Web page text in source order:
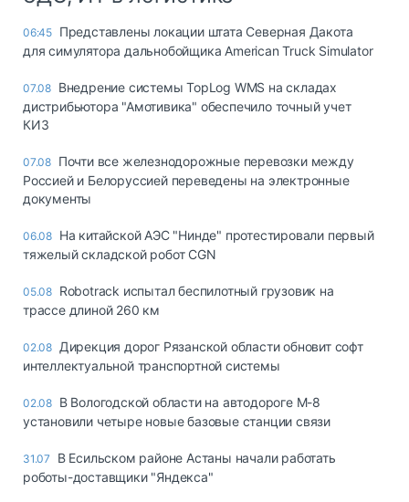
06:45 Представлены локации штата Северная Дакота
для симулятора дальнобойщика American Truck Simulator
07.08 Внедрение системы TopLog WMS на складах
дистрибьютора "Амотивика" обеспечило точный учет
КИЗ
07.08 Почти все железнодорожные перевозки между
Россией и Белоруссией переведены на электронные
документы
06.08 На китайской АЭС "Нинде" протестировали первый
тяжелый складской робот CGN
05.08 Robotrack испытал беспилотный грузовик на
трассе длиной 260 км
02.08 Дирекция дорог Рязанской области обновит софт
интеллектуальной транспортной системы
02.08 В Вологодской области на автодороге М-8
установили четыре новые базовые станции связи
31.07
В Есильском районе Астаны начали работать
роботы-доставщики "Яндекса"